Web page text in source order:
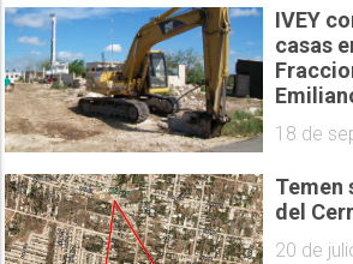
IVEY
casas
18 de
Temen
del
20 de